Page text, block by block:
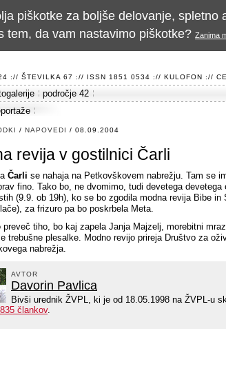
:// ŠTEVILKA 67 :// ISSN 1851 0534 :// KULOFON ://
področje 42
/ NAPOVEDI / 08.09.2004
revija v gostilnici Čarli
Čarli se nahaja na Petkovškovem nabrežju. Tam se
fino. Tako bo, ne dvomimo, tudi devetega devetega
(9.9. ob 19h), ko se bo zgodila modna revija Bibe in
za frizuro pa bo poskrbela Meta.
preveč tiho, bo kaj zapela Janja Majzelj, morebitni
trebušne plesalke. Modno revijo prireja Društvo za
nabrežja.
AVTOR
Davorin Pavlica
Bivši urednik ŽVPL, ki je od 18.05.1998 na ŽVPL-u
835 člankov.
piškotke za boljše delovanje, spletno
tem, da vam nastavimo piškotke? Zanima